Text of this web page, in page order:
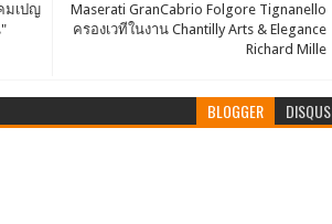
Maserati GranCabrio Folgore Tignanello
ครองเวทีในงาน Chantilly Arts & Elegance
Richard Mille
มเปญ
BLOGGER DISQUS